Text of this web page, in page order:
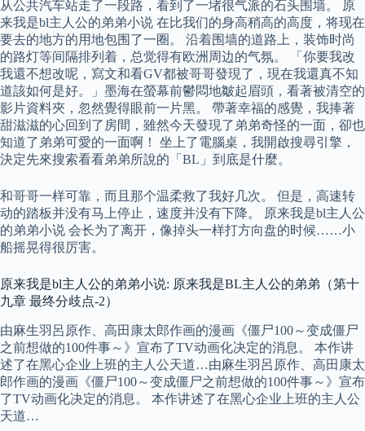
从公共汽车站走了一段路，看到了一堵很气派的石头围墙。 原
来我是bl主人公的弟弟小说 在比我们的身高稍高的高度，将现在
要去的地方的用地包围了一圈。 沿着围墙的道路上，装饰时尚
的路灯等间隔排列着，总觉得有欧洲周边的气氛。 「你要我改
我還不想改呢，寫文和看GV都被哥哥發現了，現在我還真不知
道該如何是好。」墨海在螢幕前鬱悶地皺起眉頭，看著被清空的
影片資料夾，忽然覺得眼前一片黑。 帶著幸福的感覺，我捧著
甜滋滋的心回到了房間，雖然今天發現了弟弟奇怪的一面，卻也
知道了弟弟可愛的一面啊！ 坐上了電腦桌，我開啟搜尋引擎，
決定先來搜索看看弟弟所說的「BL」到底是什麼。
和哥哥一样可靠，而且那个温柔救了我好几次。 但是，高速转
动的踏板并没有马上停止，速度并没有下降。 原来我是bl主人公
的弟弟小说 会长为了离开，像掉头一样打方向盘的时候……小
船摇晃得很厉害。
原来我是bl主人公的弟弟小说: 原来我是BL主人公的弟弟（第十
九章 最终分歧点-2）
由麻生羽呂原作、高田康太郎作画的漫画《僵尸100～变成僵尸
之前想做的100件事～》宣布了TV动画化决定的消息。 本作讲
述了在黑心企业上班的主人公天道…由麻生羽呂原作、高田康太
郎作画的漫画《僵尸100～变成僵尸之前想做的100件事～》宣布
了TV动画化决定的消息。 本作讲述了在黑心企业上班的主人公
天道…